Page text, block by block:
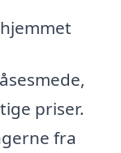
priser.
fra